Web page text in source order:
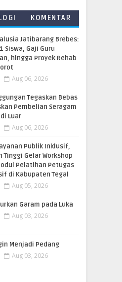
KOMENTAR
Jatibarang Brebes:
Siswa, Gaji Guru
hingga Proyek Rehab
Aug 06, 2026
Tegaskan Bebas
Pembelian Seragam
Luar
Aug 06, 2026
Publik Inklusif,
Tinggi Gelar Workshop
Pelatihan Petugas
di Kabupaten Tegal
Aug 05, 2026
Garam pada Luka
Aug 03, 2026
Menjadi Pedang
Aug 03, 2026